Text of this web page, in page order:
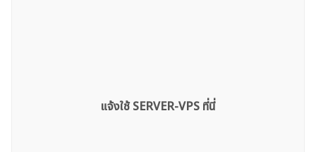
แจ้งใช้ SERVER-VPS ที่นี่